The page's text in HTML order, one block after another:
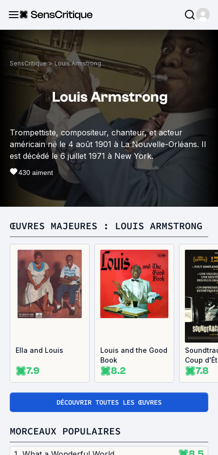
SensCritique > Louis Armstrong
Louis Armstrong
Trompettiste, compositeur, chanteur, et acteur
américain né le 4 août 1901 à La Nouvelle-Orléans. Il
est décédé le 6 juillet 1971 à New York.
430 aiment
ŒUVRES MAJEURES : LOUIS ARMSTRONG
Ella and Louis
7.9
Louis and the Good
Book
8.2
Coup
7.8
DÉCOUVRIR TOUTES LES ŒUVRES
MORCEAUX POPULAIRES